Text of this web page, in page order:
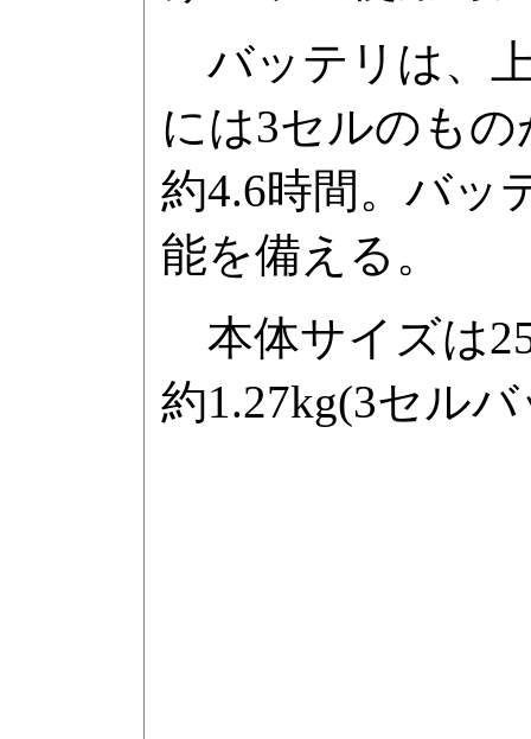
バッテリは、
には3セルのも
約4.6時間。バッ
能を備える。
本体サイズは
約1.27kg(3セル